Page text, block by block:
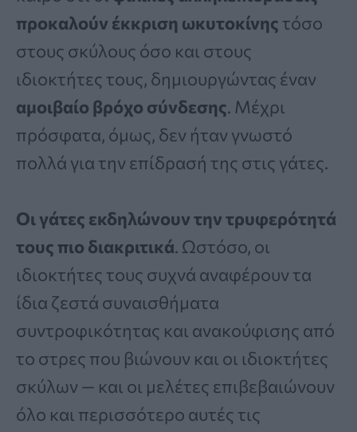
προκαλούν έκκριση ωκυτοκίνης τόσο
στους σκύλους όσο και στους
ιδιοκτήτες τους, δημιουργώντας έναν
αμοιβαίο βρόχο σύνδεσης. Μέχρι
πρόσφατα, όμως, δεν ήταν γνωστό
πολλά για την επίδρασή της στις γάτες.
Οι γάτες εκδηλώνουν την τρυφερότητά
τους πιο διακριτικά. Ωστόσο, οι
ιδιοκτήτες τους συχνά αναφέρουν τα
ίδια ζεστά συναισθήματα
συντροφικότητας και ανακούφισης από
το στρες που βιώνουν και οι ιδιοκτήτες
σκύλων — και οι μελέτες επιβεβαιώνουν
όλο και περισσότερο αυτές τις